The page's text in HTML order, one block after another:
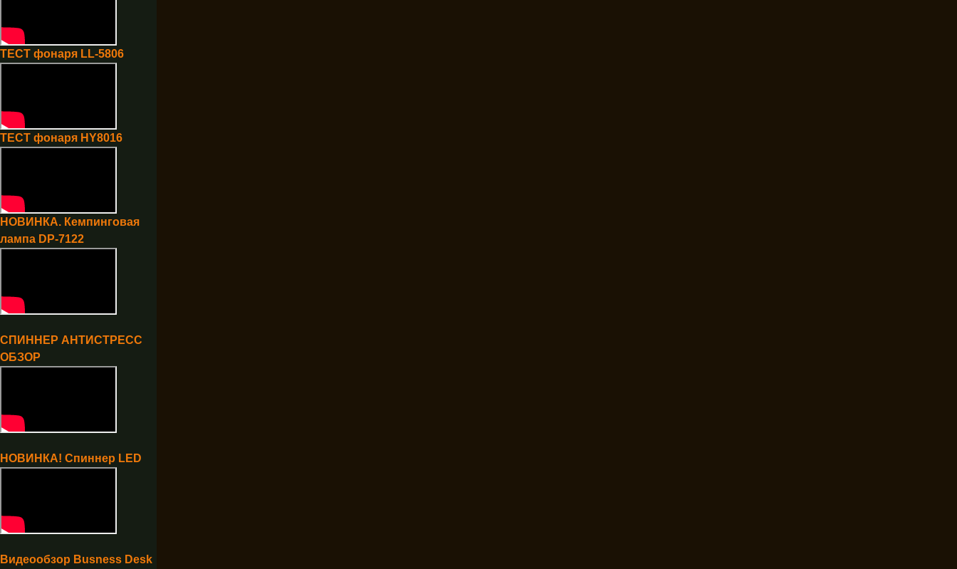
ТЕСТ фонаря LL-5806
ТЕСТ фонаря HY8016
НОВИНКА. Кемпинговая
лампа DP-7122
СПИННЕР АНТИСТРЕСС
ОБЗОР
НОВИНКА! Спиннер LED
Видеообзор Busness Desk